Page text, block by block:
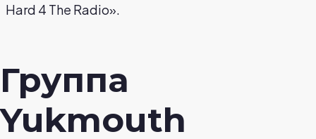
Hard 4 The Radio».
Группа
Yukmouth